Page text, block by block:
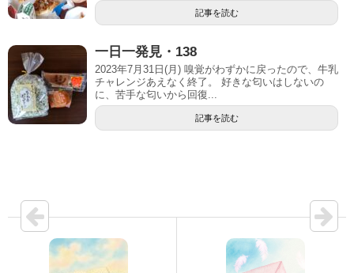
記事を読む
一日一発見・138
2023年7月31日(月) 嗅覚がわずかに戻ったので、牛乳
チャレンジあえなく終了。 好きな匂いはしないの
に、苦手な匂いから回復...
記事を読む